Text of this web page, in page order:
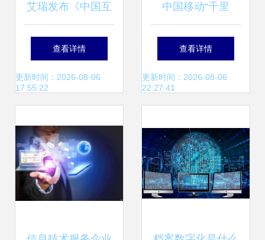
艾瑞发布《中国互
联网通信云厂商出
海》报告 撬动百亿
擎
查看详情
更新时间：2026-08-06
17:55:22
中国移动“千里
眼”助力三河市“明
厨亮灶”建设，共筑
查看详情
更新时间：2026-08-06
22:27:41